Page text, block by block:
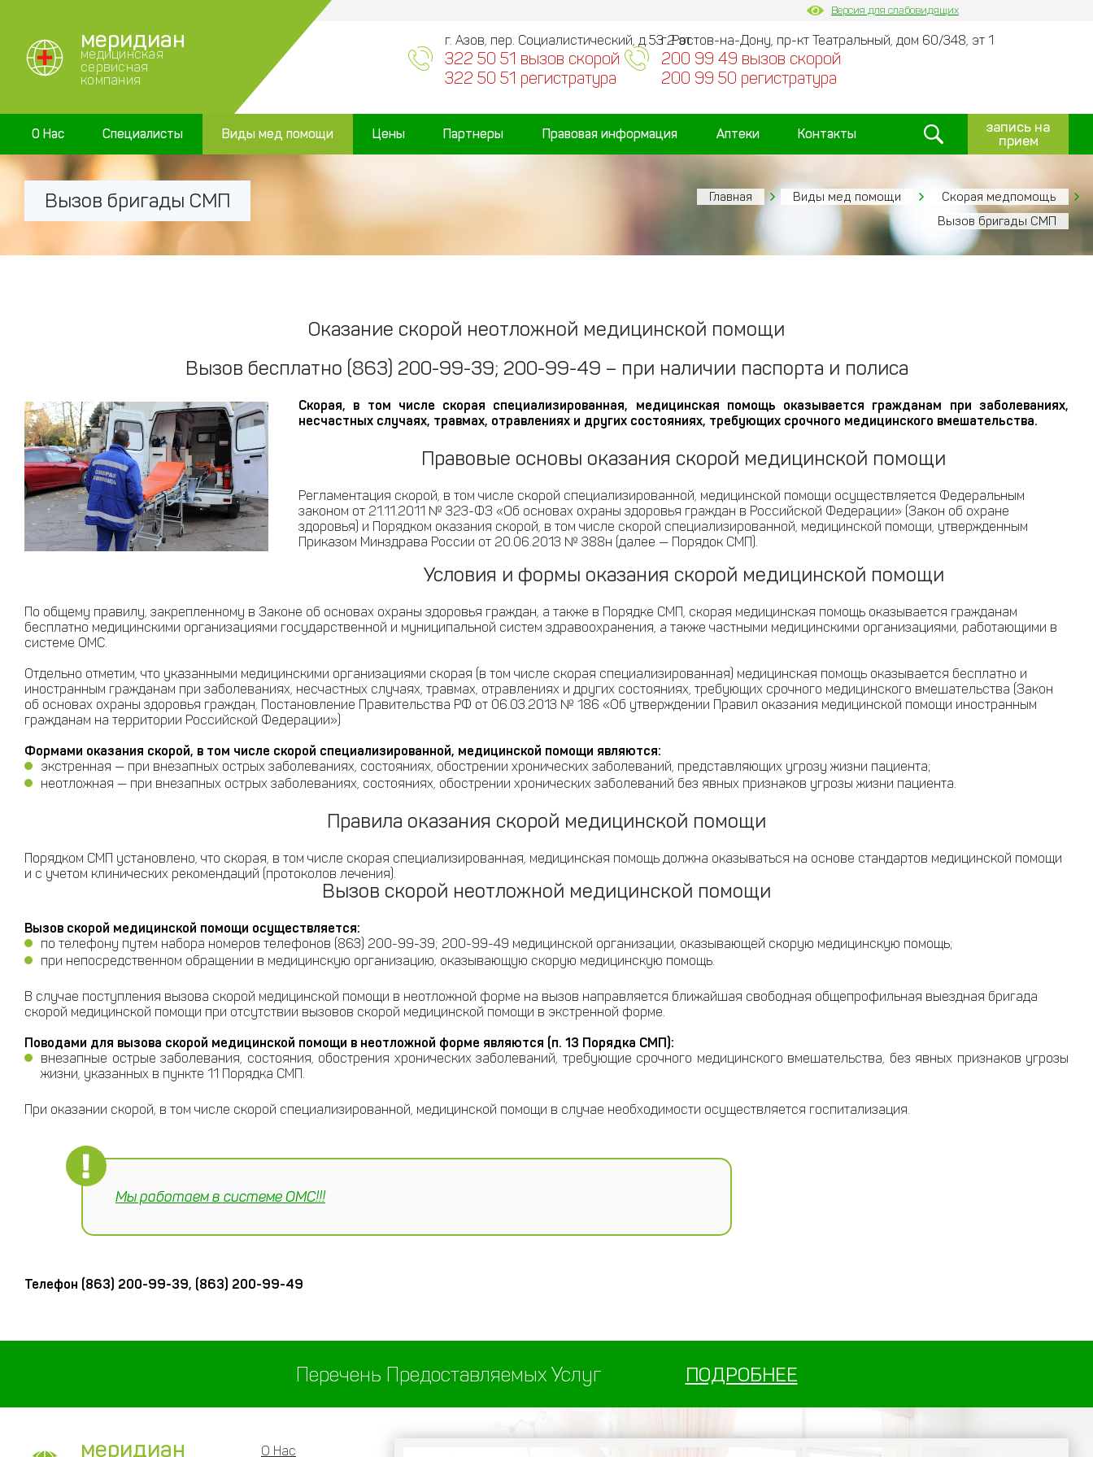
Версия для слабовидящих
меридиан
медицинская
сервисная
компания
г. Азов, пер. Социалистический, д.53 2 эт.
322 50 51 вызов скорой
322 50 51 регистратура
г. Ростов-на-Дону, пр-кт Театральный, дом 60/348, эт 1
200 99 49 вызов скорой
200 99 50 регистратура
О Нас Специалисты Виды мед помощи Цены Партнеры Правовая информация Аптеки Контакты
запись на
прием
Вызов бригады СМП Главная Виды мед помощи
Скорая медпомощь
Вызов бригады СМП
Оказание скорой неотложной медицинской помощи
Вызов бесплатно (863) 200-99-39; 200-99-49 – при наличии паспорта и полиса
Скорая, в том числе скорая специализированная, медицинская помощь оказывается гражданам при заболеваниях,
несчастных случаях, травмах, отравлениях и других состояниях, требующих срочного медицинского вмешательства.
Правовые основы оказания скорой медицинской помощи
Регламентация скорой, в том числе скорой специализированной, медицинской помощи осуществляется Федеральным
законом от 21.11.2011 № 323-ФЗ «Об основах охраны здоровья граждан в Российской Федерации» (Закон об охране
здоровья) и Порядком оказания скорой, в том числе скорой специализированной, медицинской помощи, утвержденным
Приказом Минздрава России от 20.06.2013 № 388н (далее — Порядок СМП).
Условия и формы оказания скорой медицинской помощи
По общему правилу, закрепленному в Законе об основах охраны здоровья граждан, а также в Порядке СМП, скорая медицинская помощь оказывается гражданам
бесплатно медицинскими организациями государственной и муниципальной систем здравоохранения, а также частными медицинскими организациями, работающими в
системе ОМС.
Отдельно отметим, что указанными медицинскими организациями скорая (в том числе скорая специализированная) медицинская помощь оказывается бесплатно и
иностранным гражданам при заболеваниях, несчастных случаях, травмах, отравлениях и других состояниях, требующих срочного медицинского вмешательства (Закон
об основах охраны здоровья граждан, Постановление Правительства РФ от 06.03.2013 № 186 «Об утверждении Правил оказания медицинской помощи иностранным
гражданам на территории Российской Федерации»)
Формами оказания скорой, в том числе скорой специализированной, медицинской помощи являются:
экстренная — при внезапных острых заболеваниях, состояниях, обострении хронических заболеваний, представляющих угрозу жизни пациента;
неотложная — при внезапных острых заболеваниях, состояниях, обострении хронических заболеваний без явных признаков угрозы жизни пациента.
Правила оказания скорой медицинской помощи
Порядком СМП установлено, что скорая, в том числе скорая специализированная, медицинская помощь должна оказываться на основе стандартов медицинской помощи
и с учетом клинических рекомендаций (протоколов лечения).
Вызов скорой неотложной медицинской помощи
Вызов скорой медицинской помощи осуществляется:
по телефону путем набора номеров телефонов (863) 200-99-39; 200-99-49 медицинской организации, оказывающей скорую медицинскую помощь;
при непосредственном обращении в медицинскую организацию, оказывающую скорую медицинскую помощь.
В случае поступления вызова скорой медицинской помощи в неотложной форме на вызов направляется ближайшая свободная общепрофильная выездная бригада
скорой медицинской помощи при отсутствии вызовов скорой медицинской помощи в экстренной форме.
Поводами для вызова скорой медицинской помощи в неотложной форме являются (п. 13 Порядка СМП):
внезапные острые заболевания, состояния, обострения хронических заболеваний, требующие срочного медицинского вмешательства, без явных признаков угрозы
жизни, указанных в пункте 11 Порядка СМП.
При оказании скорой, в том числе скорой специализированной, медицинской помощи в случае необходимости осуществляется госпитализация.
Мы работаем в системе ОМС!!!
Телефон (863) 200-99-39, (863) 200-99-49
Перечень Предоставляемых Услуг ПОДРОБНЕЕ
меридиан О Нас